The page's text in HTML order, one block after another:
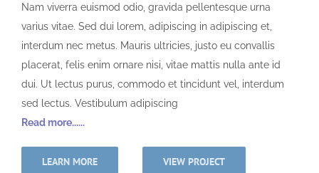
Nam viverra euismod odio, gravida pellentesque urna
varius vitae. Sed dui lorem, adipiscing in adipiscing et,
interdum nec metus. Mauris ultricies, justo eu convallis
placerat, felis enim ornare nisi, vitae mattis nulla ante id
dui. Ut lectus purus, commodo et tincidunt vel, interdum
sed lectus. Vestibulum adipiscing
Read more......
LEARN MORE VIEW PROJECT